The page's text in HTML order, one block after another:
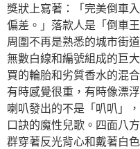
獎狀上寫著：「完美倒車
偏差。」落款人是「倒車
周圍不再是熟悉的城市街
無數白線和編號組成的巨
買的輪胎和劣質香水的混
有時感覺很重，有時像漂
喇叭發出的不是「叭叭」
口訣的魔性兒歌。四面八
群穿著反光背心和戴著白色